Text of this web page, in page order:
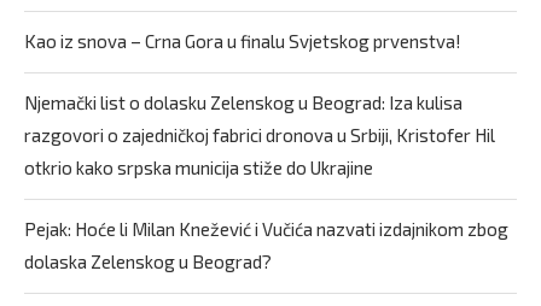
Kao iz snova – Crna Gora u finalu Svjetskog prvenstva!
Njemački list o dolasku Zelenskog u Beograd: Iza kulisa
razgovori o zajedničkoj fabrici dronova u Srbiji, Kristofer Hil
otkrio kako srpska municija stiže do Ukrajine
Pejak: Hoće li Milan Knežević i Vučića nazvati izdajnikom zbog
dolaska Zelenskog u Beograd?